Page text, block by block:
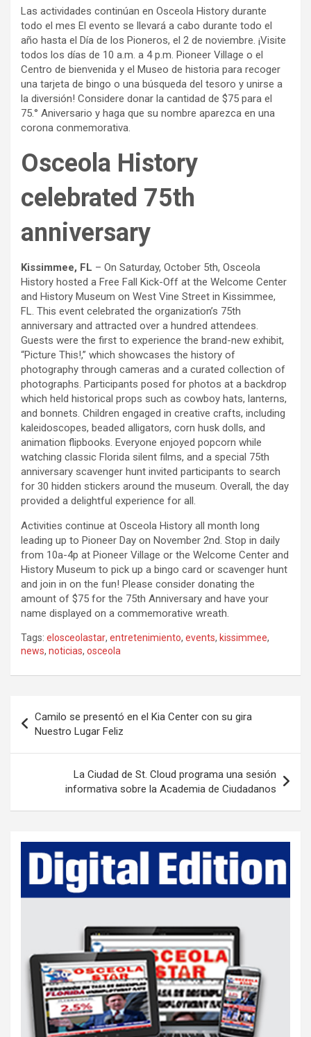
Las actividades continúan en Osceola History durante
todo el mes El evento se llevará a cabo durante todo el
año hasta el Día de los Pioneros, el 2 de noviembre. ¡Visite
todos los días de 10 a.m. a 4 p.m. Pioneer Village o el
Centro de bienvenida y el Museo de historia para recoger
una tarjeta de bingo o una búsqueda del tesoro y unirse a
la diversión! Considere donar la cantidad de $75 para el
75.° Aniversario y haga que su nombre aparezca en una
corona conmemorativa.
Osceola History
celebrated 75th
anniversary
Kissimmee, FL – On Saturday, October 5th, Osceola
History hosted a Free Fall Kick-Off at the Welcome Center
and History Museum on West Vine Street in Kissimmee,
FL. This event celebrated the organization’s 75th
anniversary and attracted over a hundred attendees.
Guests were the first to experience the brand-new exhibit,
“Picture This!,” which showcases the history of
photography through cameras and a curated collection of
photographs. Participants posed for photos at a backdrop
which held historical props such as cowboy hats, lanterns,
and bonnets. Children engaged in creative crafts, including
kaleidoscopes, beaded alligators, corn husk dolls, and
animation flipbooks. Everyone enjoyed popcorn while
watching classic Florida silent films, and a special 75th
anniversary scavenger hunt invited participants to search
for 30 hidden stickers around the museum. Overall, the day
provided a delightful experience for all.
Activities continue at Osceola History all month long
leading up to Pioneer Day on November 2nd. Stop in daily
from 10a-4p at Pioneer Village or the Welcome Center and
History Museum to pick up a bingo card or scavenger hunt
and join in on the fun! Please consider donating the
amount of $75 for the 75th Anniversary and have your
name displayed on a commemorative wreath.
Tags: elosceolastar, entretenimiento, events, kissimmee,
news, noticias, osceola
s
a
Camilo se presentó en el Kia Center con su gira
Nuestro Lugar Feliz
La Ciudad de St. Cloud programa una sesión
informativa sobre la Academia de Ciudadanos